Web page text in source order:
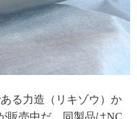
る力造（リキゾウ）か
販売中だ。同製品はNC